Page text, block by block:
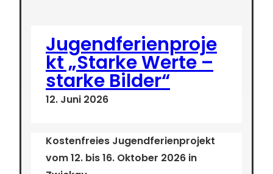
Jugendferienproje
kt „Starke Werte –
starke Bilder“
12. Juni 2026
Kostenfreies Jugendferienprojekt
vom 12. bis 16. Oktober 2026 in